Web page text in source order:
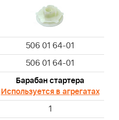
506 01 64-01
506 01 64-01
Барабан стартера
Используется в агрегатах
1